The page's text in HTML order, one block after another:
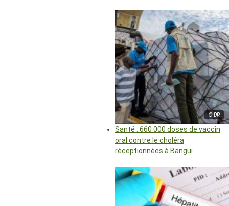
© DR
Santé : 660 000 doses de vaccin
oral contre le choléra
réceptionnées à Bangui